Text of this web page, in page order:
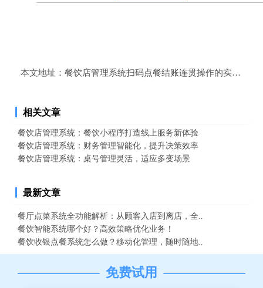
本文地址： 餐饮店管理系统扫码点餐结账连贯操作的实用性和
相关文章
餐饮店管理系统：餐饮小程序打造线上服务新体验
餐饮店管理系统：财务管理智能化，提升决策效率
餐饮店管理系统：桌号管理灵活，适应多变场景
最新文章
餐厅点菜系统全功能解析：从顾客入店到离店，全..
餐饮智能系统哪个好？高效策略优化业务！
餐饮收银点餐系统怎么做？移动化管理，随时随地..
免费试用